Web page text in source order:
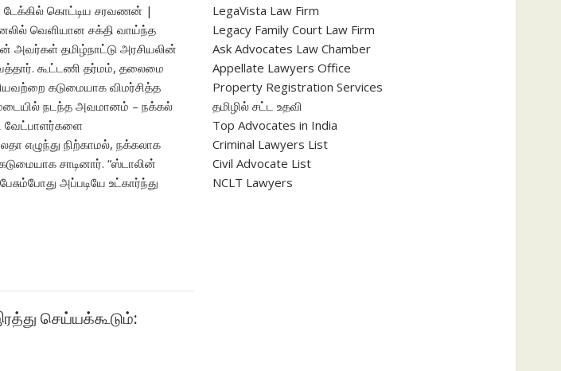
டேக்கில் கொட்டிய சரவணன் |
வெளியான சக்தி வாய்ந்த
அவர்கள் தமிழ்நாட்டு அரசியலின்
கூட்டணி தர்மம், தலைமை
கடுமையாக விமர்சித்த
நடந்த அவமானம் – நக்கல்
வேட்பாளர்களை
எழுந்து நிற்காமல், நக்கலாக
சாடினார். “ஸ்டாலின்
அப்படியே உட்கார்ந்து
செய்யக்கூடும்:
LegaVista Law Firm
Legacy Family Court Law Firm
Ask Advocates Law Chamber
Appellate Lawyers Office
Property Registration Services
தமிழில் சட்ட உதவி
Top Advocates in India
Criminal Lawyers List
Civil Advocate List
NCLT Lawyers